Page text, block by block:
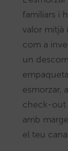
familiars i
valor mitjà
com a
un
esmorzar,
check-out
amb
el teu